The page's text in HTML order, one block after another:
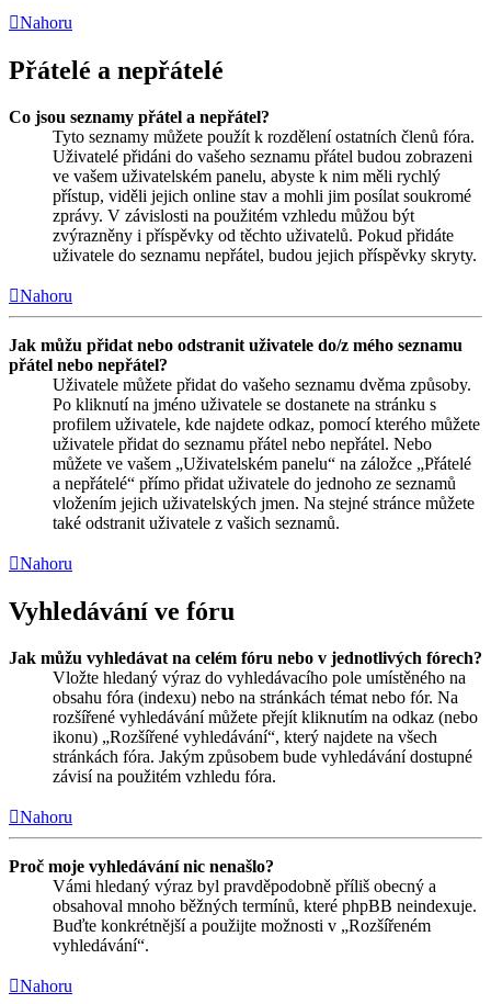
Nahoru
Přátelé a nepřátelé
Co jsou seznamy přátel a nepřátel?
Tyto seznamy můžete použít k rozdělení ostatních členů fóra.
Uživatelé přidáni do vašeho seznamu přátel budou zobrazeni
ve vašem uživatelském panelu, abyste k nim měli rychlý
přístup, viděli jejich online stav a mohli jim posílat soukromé
zprávy. V závislosti na použitém vzhledu můžou být
zvýrazněny i příspěvky od těchto uživatelů. Pokud přidáte
uživatele do seznamu nepřátel, budou jejich příspěvky skryty.
Nahoru
Jak můžu přidat nebo odstranit uživatele do/z mého seznamu
přátel nebo nepřátel?
Uživatele můžete přidat do vašeho seznamu dvěma způsoby.
Po kliknutí na jméno uživatele se dostanete na stránku s
profilem uživatele, kde najdete odkaz, pomocí kterého můžete
uživatele přidat do seznamu přátel nebo nepřátel. Nebo
můžete ve vašem „Uživatelském panelu“ na záložce „Přátelé
a nepřátelé“ přímo přidat uživatele do jednoho ze seznamů
vložením jejich uživatelských jmen. Na stejné stránce můžete
také odstranit uživatele z vašich seznamů.
Nahoru
Vyhledávání ve fóru
Jak můžu vyhledávat na celém fóru nebo v jednotlivých fórech?
Vložte hledaný výraz do vyhledávacího pole umístěného na
obsahu fóra (indexu) nebo na stránkách témat nebo fór. Na
rozšířené vyhledávání můžete přejít kliknutím na odkaz (nebo
ikonu) „Rozšířené vyhledávání“, který najdete na všech
stránkách fóra. Jakým způsobem bude vyhledávání dostupné
závisí na použitém vzhledu fóra.
Nahoru
Proč moje vyhledávání nic nenašlo?
Vámi hledaný výraz byl pravděpodobně příliš obecný a
obsahoval mnoho běžných termínů, které phpBB neindexuje.
Buďte konkrétnější a použijte možnosti v „Rozšířeném
vyhledávání“.
Nahoru